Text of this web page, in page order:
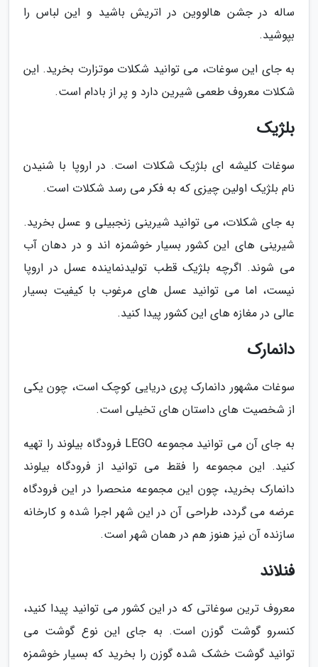
ساله در جشن هالووین در اتریش باشید و این لباس را
بپوشید.
به جای این سوغات، می توانید شکلات موتزارت بخرید. این
شکلات معروف طعمی شیرین دارد و پر از بادام است.
بلژیک
سوغات کلیشه ای بلژیک شکلات است. در اروپا با شنیدن
نام بلژیک اولین چیزی که به فکر می رسد شکلات است.
به جای شکلات، می توانید شیرینی زنجبیلی و عسل بخرید.
شیرینی های این کشور بسیار خوشمزه اند و در دهان آب
می شوند. اگرچه بلژیک قطب تولیدنماینده عسل در اروپا
نیست، اما می توانید عسل های مرغوب با کیفیت بسیار
عالی در مغازه های این کشور پیدا کنید.
دانمارک
سوغات مشهور دانمارک پری دریایی کوچک است، چون یکی
از شخصیت های داستان های تخیلی است.
به جای آن می توانید مجموعه LEGO فرودگاه بیلوند را تهیه
کنید. این مجموعه را فقط می توانید از فرودگاه بیلوند
دانمارک بخرید، چون این مجموعه منحصرا در این فرودگاه
عرضه می گردد، طراحی آن در این شهر اجرا شده و کارخانه
سازنده آن نیز هنوز هم در همان شهر است.
فنلاند
معروف ترین سوغاتی که در این کشور می توانید پیدا کنید،
کنسرو گوشت گوزن است. به جای این نوع گوشت می
توانید گوشت خشک شده گوزن را بخرید که بسیار خوشمزه